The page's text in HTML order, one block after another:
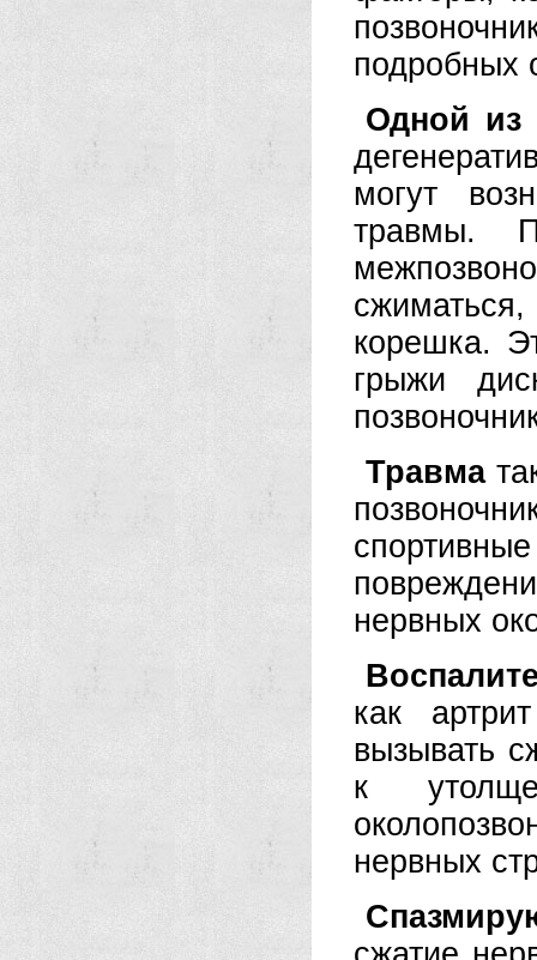
подробных
Одной из
могут
травмы.
корешка.
грыжи
Травма
нервных
как
вызывать
к
нервных